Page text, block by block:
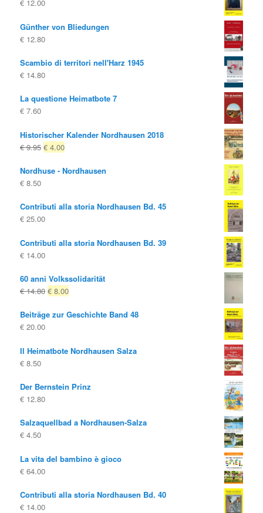
€ 12.00
Günther von Bliedungen
€ 12.80
Scambio di territori nell'Harz 1945
€ 14.80
La questione Heimatbote 7
€ 7.60
Historischer Kalender Nordhausen 2018
€9.95 Il
originale
€ 4.00Il
attuale
Nordhuse - Nordhausen
€ 8.50
Contributi alla storia Nordhausen Bd. 45
€ 25.00
Contributi alla storia Nordhausen Bd. 39
€ 14.00
60 anni Volkssolidarität
€14.80 Il
originale
€ 8.00Il
attuale
Beiträge zur Geschichte Band 48
€ 20.00
Il Heimatbote Nordhausen Salza
€ 8.50
Der Bernstein Prinz
€ 12.80
Salzaquellbad a Nordhausen-Salza
€ 4.50
La vita del bambino è gioco
€ 64.00
Contributi alla storia Nordhausen Bd. 40
€ 14.00